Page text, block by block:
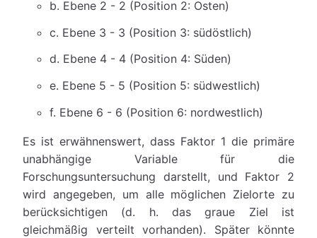
b. Ebene 2 - 2 (Position 2: Osten)
c. Ebene 3 - 3 (Position 3: südöstlich)
d. Ebene 4 - 4 (Position 4: Süden)
e. Ebene 5 - 5 (Position 5: südwestlich)
f. Ebene 6 - 6 (Position 6: nordwestlich)
Es ist erwähnenswert, dass Faktor 1 die primäre
unabhängige Variable für die
Forschungsuntersuchung darstellt, und Faktor 2
wird angegeben, um alle möglichen Zielorte zu
berücksichtigen (d. h. das graue Ziel ist
gleichmäßig verteilt vorhanden). Später könnte